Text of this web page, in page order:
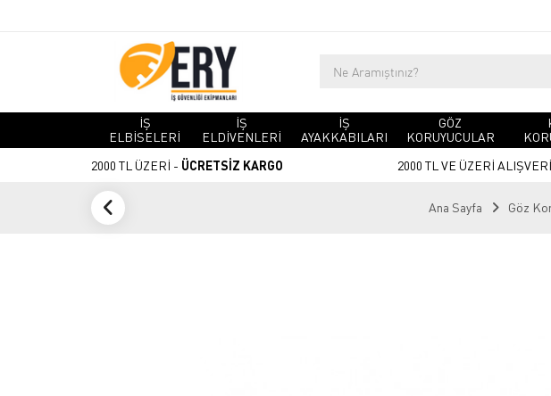
İŞ
ELBİSELERİ
İŞ
ELDİVENLERİ
İŞ
AYAKKABILARI
GÖZ
KORUYUCULAR
2000 TL ÜZERİ - ÜCRETSİZ KARGO 2000 TL VE ÜZERİ
Ana Sayfa Göz